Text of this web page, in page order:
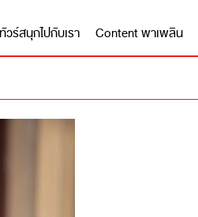
ทัวร์สนุกไปกับเรา Content พาเพลิน